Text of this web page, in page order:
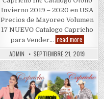
Invierno 2019 – 2020 en USA
Precios de Mayoreo Volumen
17 NUEVO Catalogo Capricho
para Vender… read more Capricho
2019
–
2020
|
Venta
por
Catalogo
ADMIN SEPTIEMBRE 21, 2019
Posted